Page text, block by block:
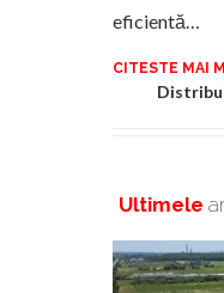
eficientă…
CITESTE MAI
Ultimele